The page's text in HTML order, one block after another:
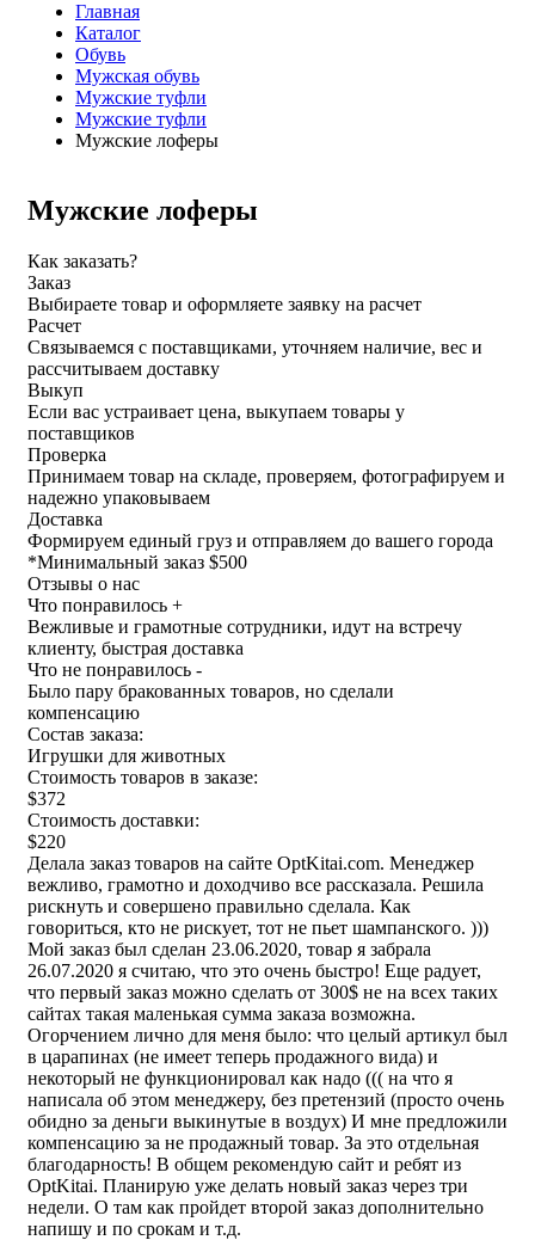
Главная
Каталог
Обувь
Мужская обувь
Мужские туфли
Мужские туфли
Мужские лоферы
Мужские лоферы
Как заказать?
Заказ
Выбираете товар и оформляете заявку на расчет
Расчет
Связываемся с поставщиками, уточняем наличие, вес и
рассчитываем доставку
Выкуп
Если вас устраивает цена, выкупаем товары у
поставщиков
Проверка
Принимаем товар на складе, проверяем, фотографируем и
надежно упаковываем
Доставка
Формируем единый груз и отправляем до вашего города
*Минимальный заказ $500
Отзывы о нас
Что понравилось +
Вежливые и грамотные сотрудники, идут на встречу
клиенту, быстрая доставка
Что не понравилось -
Было пару бракованных товаров, но сделали
компенсацию
Состав заказа:
Игрушки для животных
Стоимость товаров в заказе:
$372
Стоимость доставки:
$220
Делала заказ товаров на сайте OptKitai.com. Менеджер
вежливо, грамотно и доходчиво все рассказала. Решила
рискнуть и совершено правильно сделала. Как
говориться, кто не рискует, тот не пьет шампанского. )))
Мой заказ был сделан 23.06.2020, товар я забрала
26.07.2020 я считаю, что это очень быстро! Еще радует,
что первый заказ можно сделать от 300$ не на всех таких
сайтах такая маленькая сумма заказа возможна.
Огорчением лично для меня было: что целый артикул был
в царапинах (не имеет теперь продажного вида) и
некоторый не функционировал как надо ((( на что я
написала об этом менеджеру, без претензий (просто очень
обидно за деньги выкинутые в воздух) И мне предложили
компенсацию за не продажный товар. За это отдельная
благодарность! В общем рекомендую сайт и ребят из
OptKitai. Планирую уже делать новый заказ через три
недели. О там как пройдет второй заказ дополнительно
напишу и по срокам и т.д.